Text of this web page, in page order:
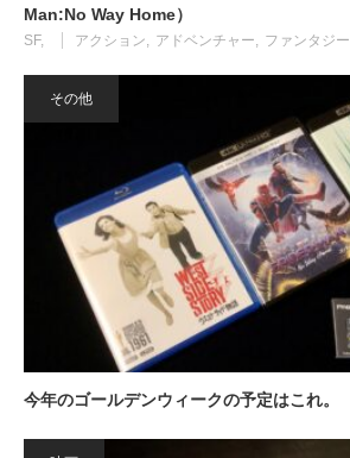
Man:No Way Home）
SF アクション アドベンチャー ファンタジー
その他
今年のゴールデンウィークの予定はこれ。